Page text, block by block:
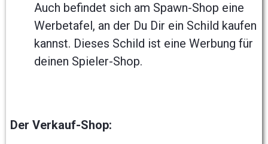
Auch befindet sich am Spawn-Shop eine
Werbetafel, an der Du Dir ein Schild kaufen
kannst. Dieses Schild ist eine Werbung für
deinen Spieler-Shop.
Der Verkauf-Shop: